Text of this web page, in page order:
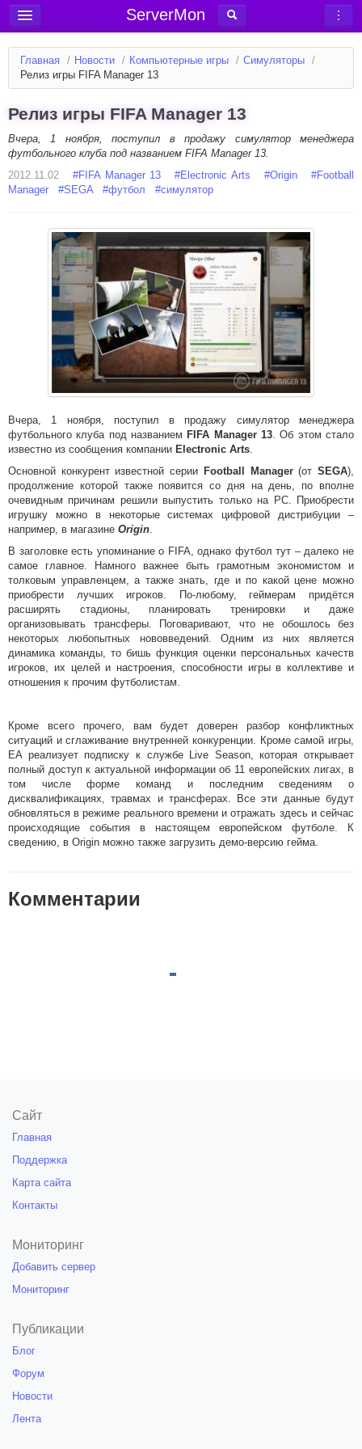
ServerMon
Добавить сервер
Мониторинг серверов
Статьи
Форум
Главная / Новости / Компьютерные игры / Симуляторы /
Релиз игры FIFA Manager 13
Релиз игры FIFA Manager 13
Вчера, 1 ноября, поступил в продажу симулятор менеджера
футбольного клуба под названием FIFA Manager 13.
2012.11.02
#FIFA Manager 13 #Electronic Arts #Origin #Football
Manager
#SEGA #футбол #симулятор
Вчера, 1 ноября, поступил в продажу симулятор менеджера
футбольного клуба под названием FIFA Manager 13. Об этом стало
известно из сообщения компании Electronic Arts.
Основной конкурент известной серии Football Manager(отSEGA),
продолжение которой также появится со дня на день, по вполне
очевидным причинам решили выпустить только на PC. Приобрести
игрушку можно в некоторые системах цифровой дистрибуции –
например, в магазине Origin.
В заголовке есть упоминание о FIFA, однако футбол тут – далеко не
самое главное. Намного важнее быть грамотным экономистом и
толковым управленцем, а также знать, где и по какой цене можно
приобрести лучших игроков. По-любому, геймерам придётся
расширять стадионы, планировать тренировки и даже
организовывать трансферы. Поговаривают, что не обошлось без
некоторых любопытных нововведений. Одним из них является
динамика команды, то бишь функция оценки персональных качеств
игроков, их целей и настроения, способности игры в коллективе и
отношения к прочим футболистам.
Кроме всего прочего, вам будет доверен разбор конфликтных
ситуаций и сглаживание внутренней конкуренции. Кроме самой игры,
EA реализует подписку к службе Live Season, которая открывает
полный доступ к актуальной информации об 11 европейских лигах, в
том числе форме команд и последним сведениям о
дисквалификациях, травмах и трансферах. Все эти данные будут
обновляться в режиме реального времени и отражать здесь и сейчас
происходящие события в настоящем европейском футболе. К
сведению, в Origin можно также загрузить демо-версию гейма.
Комментарии
Сайт
Главная
Поддержка
Карта сайта
Контакты
Мониторинг
Добавить сервер
Мониторинг
Публикации
Блог
Форум
Новости
Лента